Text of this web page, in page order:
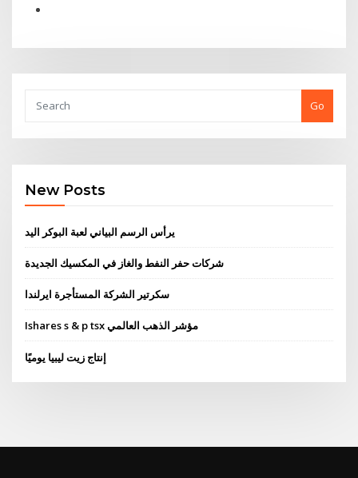
Go
New Posts
يرأس الرسم البياني لعبة البوكر اليد
شركات حفر النفط والغاز في المكسيك الجديدة
سكرتير الشركة المستأجرة ايرلندا
Ishares s & p tsx مؤشر الذهب العالمي
إنتاج زيت ليبيا يوميًا